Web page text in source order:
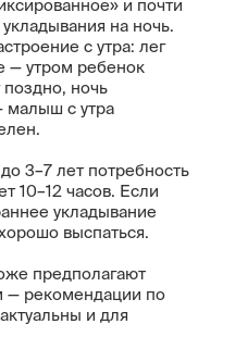
и почти
на ночь.
с утра: лег
— утром ребенок
поздно, ночь
малыш с утра
3–7 лет потребность
10–12 часов. Если
укладывание
выспаться.
предполагают
— рекомендации по
и для